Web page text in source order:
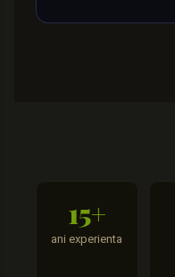
15+
ani experienta